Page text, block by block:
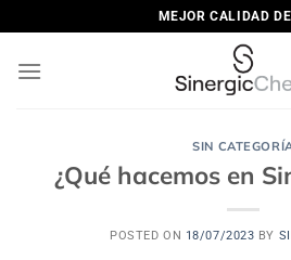
al
contenido
MEJOR CALIDAD
SIN
¿Qué hacemos en
POSTED ON 18/07/2023 BY